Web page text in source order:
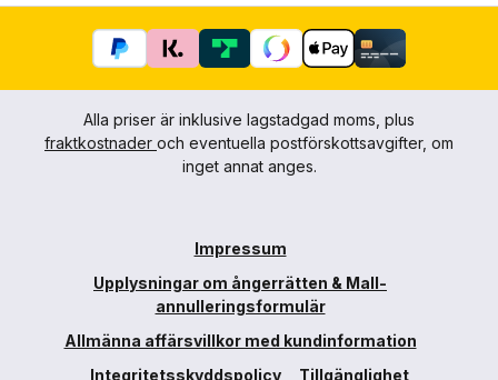
Alla priser är inklusive lagstadgad moms, plus
fraktkostnader och eventuella postförskottsavgifter, om
inget annat anges.
Impressum
Upplysningar om ångerrätten & Mall-
annulleringsformulär
Allmänna affärsvillkor med kundinformation
Integritetsskyddspolicy
Tillgänglighet